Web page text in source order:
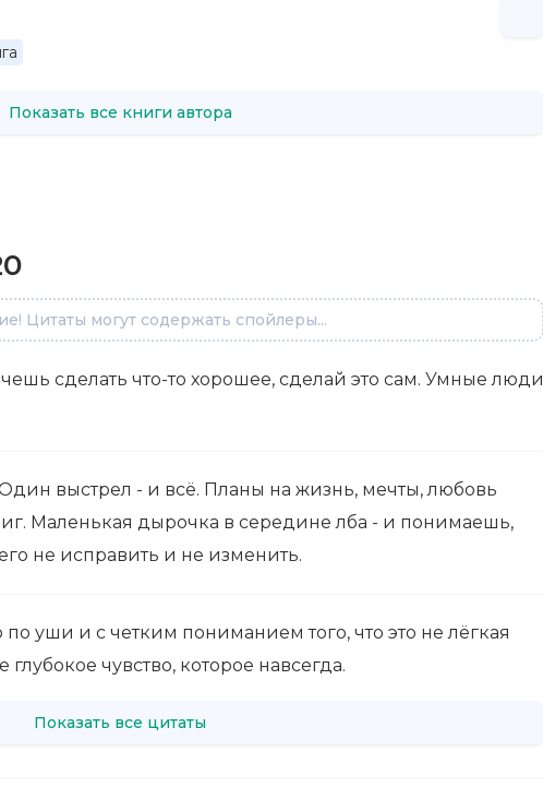
Показать все книги автора
Цитаты могут содержать спойлеры...
сделать что-то хорошее, сделай это сам. Умные люди
Один выстрел - и всё. Планы на жизнь, мечты, любовь
Маленькая дырочка в середине лба - и понимаешь,
не исправить и не изменить.
уши и с четким пониманием того, что это не лёгкая
глубокое чувство, которое навсегда.
Показать все цитаты